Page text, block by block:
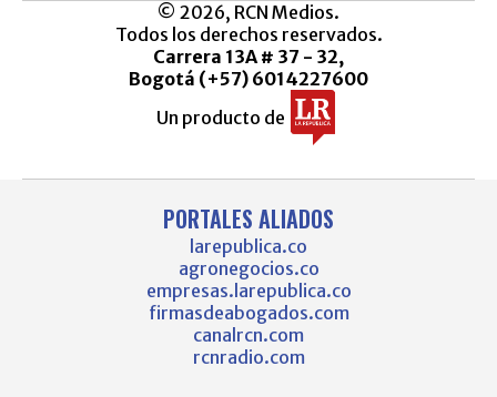
© 2026, RCN Medios.
Todos los derechos reservados.
Carrera 13A # 37 - 32,
Bogotá (+57) 6014227600
Un producto de
PORTALES ALIADOS
larepublica.co
agronegocios.co
empresas.larepublica.co
firmasdeabogados.com
canalrcn.com
rcnradio.com